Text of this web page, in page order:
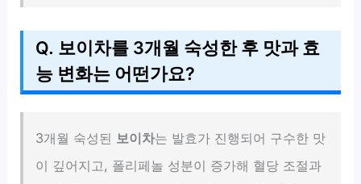
Q. 보이차를 3개월 숙성한 후 맛과 효
능 변화는 어떤가요?
3개월 숙성된 보이차는 발효가 진행되어 구수한 맛
이 깊어지고, 폴리페놀 성분이 증가해 혈당 조절과